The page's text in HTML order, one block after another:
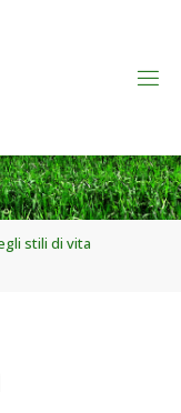
stili di vita